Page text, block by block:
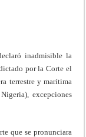
inadmisible la
por la Corte el
terrestre y marítima
excepciones
que se pronunciara